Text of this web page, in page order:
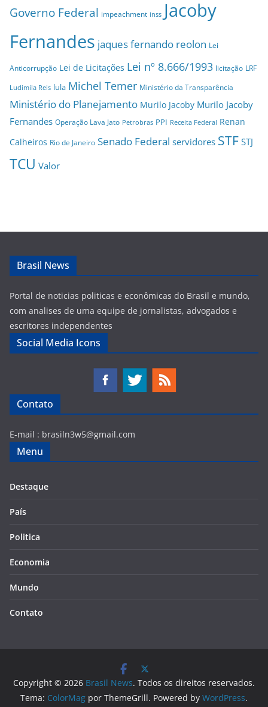
Governo Federal impeachment inss Jacoby
Fernandes jaques fernando reolon Lei
Anticorrupção Lei de Licitações Lei nº 8.666/1993 licitação LRF
Ludimila Reis lula Michel Temer Ministério da Transparência
Ministério do Planejamento Murilo Jacoby Murilo Jacoby
Fernandes Operação Lava Jato Petrobras PPI Receita Federal Renan
Calheiros Rio de Janeiro Senado Federal servidores STF STJ
TCU Valor
Brasil News
Portal de noticias politicas e econômicas do Brasil e mundo,
com analises de uma equipe de jornalistas, advogados e
escritores independentes
Social Media Icons
Contato
E-mail : brasiln3w5@gmail.com
Menu
Destaque
País
Politica
Economia
Mundo
Contato
Copyright © 2026 Brasil News. Todos os direitos reservados.
Tema: ColorMag por ThemeGrill. Powered by WordPress.